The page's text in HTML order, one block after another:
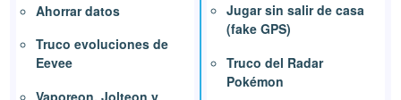
Ahorrar datos
Truco evoluciones de
Eevee
Jugar sin salir de casa
(fake GPS)
Truco del Radar
Pokémon